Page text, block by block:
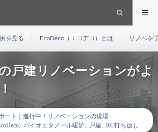
を見る EcoDeco（エコデコ）とは リノベを
戸建リノベーションがよ
ート｜進行中！リノベーションの現場
バイオエタノール暖炉 戸建 RC打ち放し